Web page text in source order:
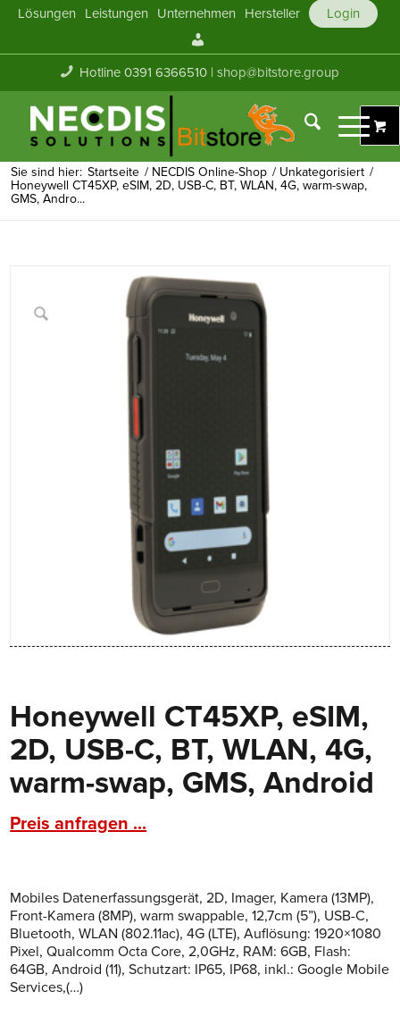
Lösungen Leistungen Unternehmen Hersteller
Login
Konto
Hotline 0391 6366510 |shop@bitstore.group
Sie sind hier: Startseite / NECDIS Online-Shop / Unkategorisiert /
Honeywell CT45XP, eSIM, 2D, USB-C, BT, WLAN, 4G, warm-swap,
GMS, Andro...
Honeywell CT45XP, eSIM,
2D, USB-C, BT, WLAN, 4G,
warm-swap, GMS, Android
Preis anfragen ...
Mobiles Datenerfassungsgerät, 2D, Imager, Kamera (13MP),
Front-Kamera (8MP), warm swappable, 12,7cm (5”), USB-C,
Bluetooth, WLAN (802.11ac), 4G (LTE), Auflösung: 1920×1080
Pixel, Qualcomm Octa Core, 2,0GHz, RAM: 6GB, Flash:
64GB, Android (11), Schutzart: IP65, IP68, inkl.: Google Mobile
Services,(…)